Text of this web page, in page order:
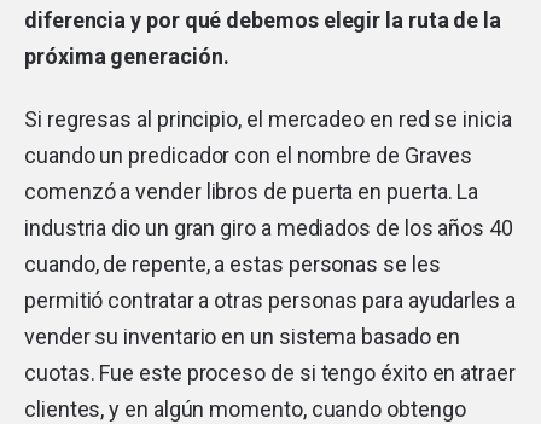
diferencia y por qué debemos elegir la ruta de la
próxima generación.
Si regresas al principio, el mercadeo en red se inicia
cuando un predicador con el nombre de Graves
comenzó a vender libros de puerta en puerta. La
industria dio un gran giro a mediados de los años 40
cuando, de repente, a estas personas se les
permitió contratar a otras personas para ayudarles a
vender su inventario en un sistema basado en
cuotas. Fue este proceso de si tengo éxito en atraer
clientes, y en algún momento, cuando obtengo